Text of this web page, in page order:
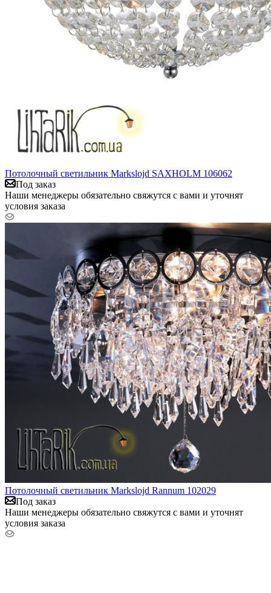
Потолочный светильник Markslojd SAXHOLM 106062
Под заказ
Наши менеджеры обязательно свяжутся с вами и уточнят
условия заказа
Потолочный светильник Markslojd Rannum 102029
Под заказ
Наши менеджеры обязательно свяжутся с вами и уточнят
условия заказа